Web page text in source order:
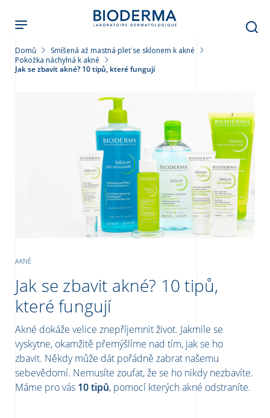
hlavnímu
obsahu
Domů
Smíšená až mastná pleť se sklonem k akné
Pokožka náchylná k akné
Jak se zbavit akné? 10 tipů, které fungují
AKNÉ
Jak se zbavit akné? 10 tipů,
které fungují
Akné dokáže velice znepříjemnit život. Jakmile se
vyskytne, okamžitě přemýšlíme nad tím, jak se ho
zbavit. Někdy může dát pořádně zabrat našemu
sebevědomí. Nemusíte zoufat, že se ho nikdy nezbavíte.
Máme pro vás 10 tipů, pomocí kterých akné odstraníte.